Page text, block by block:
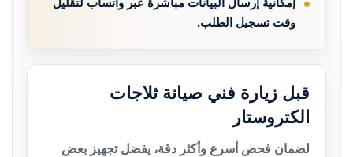
إمكانية إرسال البيانات مباشرة عبر واتساب لتقليل
وقت تسجيل الطلب.
قبل زيارة فني صيانة ثلاجات
الكتروستار
لضمان فحص أسرع وأكثر دقة، يفضل تجهيز بعض